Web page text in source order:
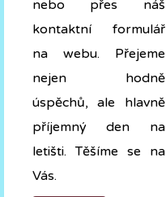
nebo přes náš
kontaktní formulář
na webu. Přejeme
nejen hodně
úspěchů, ale hlavně
příjemný den na
letišti. Těšíme se na
Vás.